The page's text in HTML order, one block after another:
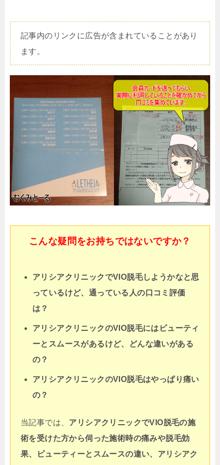
記事内のリンクに広告が含まれていることがあり
ます。
こんな疑問をお持ちではないですか？
アリシアクリニックでVIO脱毛しようかなと思
っているけど、通っている人の口コミ評価
は？
アリシアクリニックのVIO脱毛には ビューティ
ーとスムースがあるけど、どんな違いがある
の？
アリシアクリニックのVIO脱毛はやっぱり痛い
の？
当記事では、 アリシアクリニックでVIO脱毛の施
術を受けた方から伺った施術時の痛みや脱毛効
果、
ビューティーとスムースの違い、アリシアク